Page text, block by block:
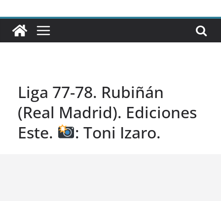
Liga 77-78. Rubiñán
(Real Madrid). Ediciones
Este.
: Toni Izaro.